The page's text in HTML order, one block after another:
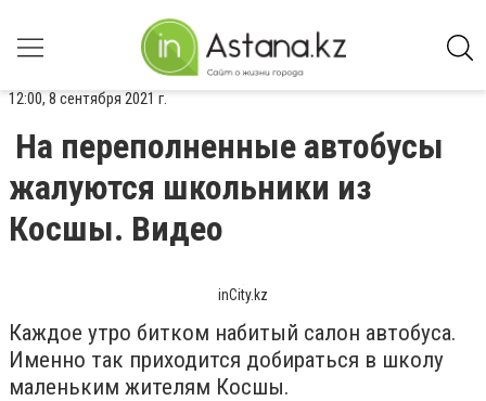
12:00, 8 сентября 2021 г.
На переполненные автобусы
жалуются школьники из
Косшы. Видео
inCity.kz
Каждое утро битком набитый салон автобуса.
Именно так приходится добираться в школу
маленьким жителям Косшы.